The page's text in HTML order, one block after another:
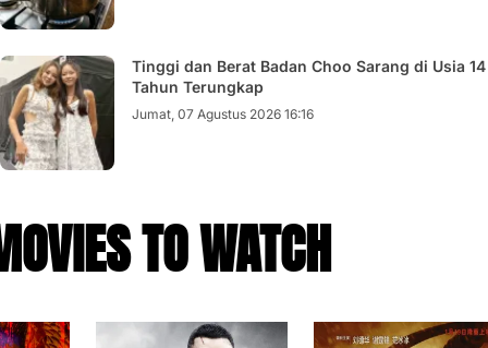
Tinggi dan Berat Badan Choo Sarang di Usia 14
Tahun Terungkap
Jumat, 07 Agustus 2026 16:16
TO WATCH